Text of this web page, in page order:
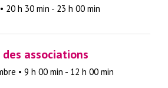
20 h 30 min - 23 h 00 min
des associations
• 9 h 00 min - 12 h 00 min